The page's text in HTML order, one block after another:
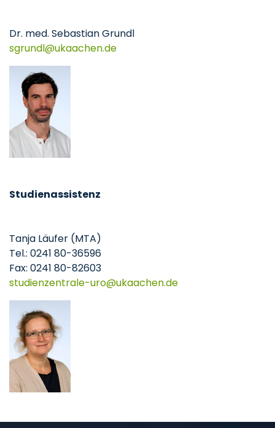
Dr. med. Sebastian Grundl
sgrundl
ukaachende
Studienassistenz
Tanja Läufer (MTA)
Tel.: 0241 80-36596
Fax: 0241 80-82603
studienzentrale-uro
ukaachende